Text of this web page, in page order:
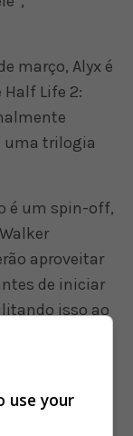
março, Alyx é
Half Life 2:
uma trilogia
é um spin-off,
aproveitar
de iniciar
isso ao
e suas
até a
de
use your